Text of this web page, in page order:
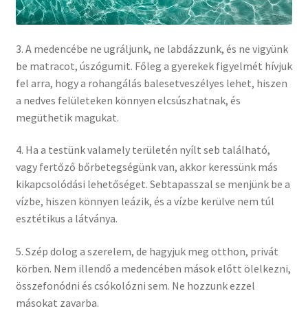
3. A medencébe ne ugráljunk, ne labdázzunk, és ne vigyünk
be matracot, úszógumit. Főleg a gyerekek figyelmét hívjuk
fel arra, hogy a rohangálás balesetveszélyes lehet, hiszen
a nedves felületeken könnyen elcsúszhatnak, és
megüthetik magukat.
4. Ha a testünk valamely területén nyílt seb található,
vagy fertőző bőrbetegségünk van, akkor keressünk más
kikapcsolódási lehetőséget. Sebtapasszal se menjünk be a
vízbe, hiszen könnyen leázik, és a vízbe kerülve nem túl
esztétikus a látványa.
5. Szép dolog a szerelem, de hagyjuk meg otthon, privát
körben. Nem illendő a medencében mások előtt ölelkezni,
összefonódni és csókolózni sem. Ne hozzunk ezzel
másokat zavarba.